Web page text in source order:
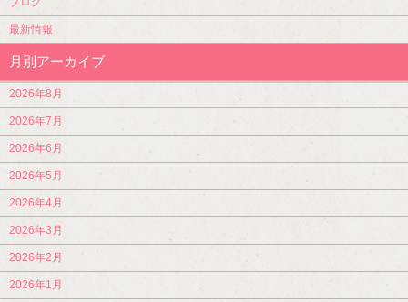
最新情報
月別アーカイブ
2026年8月
2026年7月
2026年6月
2026年5月
2026年4月
2026年3月
2026年2月
2026年1月